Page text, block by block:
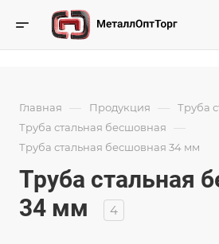
Главная — Продукция — Труба
Труба стальная бесшовная —
Труба стальная бесшовная 34 мм
Труба стальная
34 мм
4